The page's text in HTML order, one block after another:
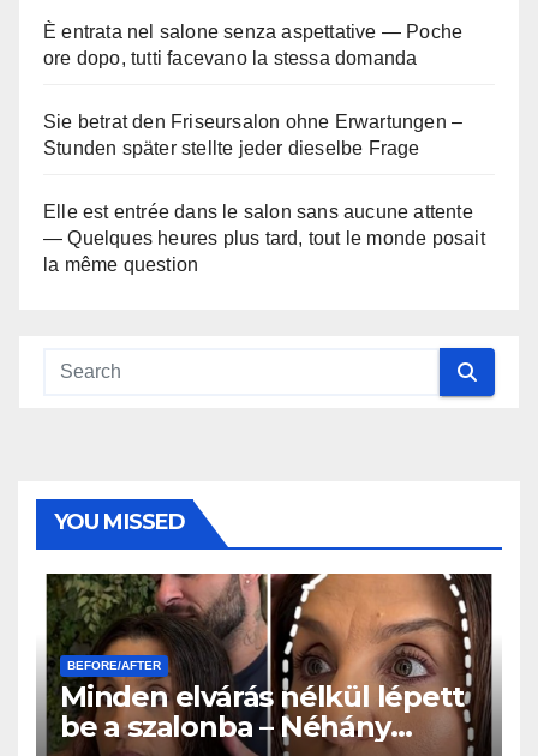
È entrata nel salone senza aspettative — Poche
ore dopo, tutti facevano la stessa domanda
Sie betrat den Friseursalon ohne Erwartungen –
Stunden später stellte jeder dieselbe Frage
Elle est entrée dans le salon sans aucune attente
— Quelques heures plus tard, tout le monde posait
la même question
YOU MISSED
BEFORE/AFTER
Minden elvárás nélkül lépett
be a szalonba – Néhány